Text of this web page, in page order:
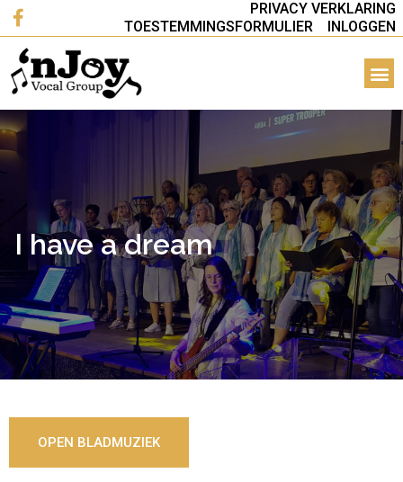
PRIVACY VERKLARING
TOESTEMMINGSFORMULIER
INLOGGEN
I have a dream
OPEN BLADMUZIEK